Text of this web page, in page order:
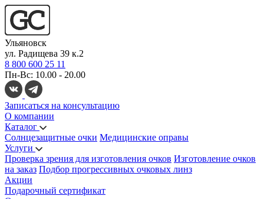
Ульяновск
ул. Радищева 39 к.2
8 800 600 25 11
Пн-Вс: 10.00 - 20.00
Записаться на консультацию
О компании
Каталог
Солнцезащитные очки Медицинские оправы
Услуги
Проверка зрения для изготовления очков Изготовление очков
на заказ Подбор прогрессивных очковых линз
Акции
Подарочный сертификат